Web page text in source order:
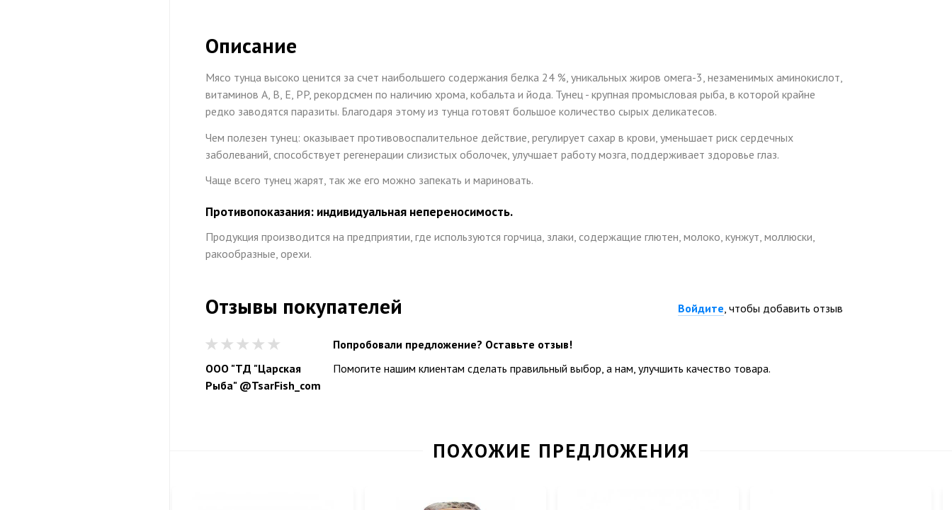
Описание
Мясо тунца высоко ценится за счет наибольшего содержания белка 24 %, уникальных жиров омега-3, незаменимых аминокислот,
витаминов A, B, E, PP, рекордсмен по наличию хрома, кобальта и йода. Тунец - крупная промысловая рыба, в которой крайне
редко заводятся паразиты. Благодаря этому из тунца готовят большое количество сырых деликатесов.
Чем полезен тунец: оказывает противовоспалительное действие, регулирует сахар в крови, уменьшает риск сердечных
заболеваний, способствует регенерации слизистых оболочек, улучшает работу мозга, поддерживает здоровье глаз.
Чаще всего тунец жарят, так же его можно запекать и мариновать.
Противопоказания: индивидуальная непереносимость.
Продукция производится на предприятии, где используются горчица, злаки, содержащие глютен, молоко, кунжут, моллюски,
ракообразные, орехи.
Отзывы покупателей Войдите, чтобы добавить отзыв
ООО "ТД "Царская
Рыба" @TsarFish_com
Попробовали предложение? Оставьте отзыв!
Помогите нашим клиентам сделать правильный выбор, а нам, улучшить качество товара.
ПОХОЖИЕ ПРЕДЛОЖЕНИЯ